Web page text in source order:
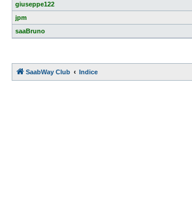
giuseppe122
jpm
saaBruno
SaabWay Club Indice